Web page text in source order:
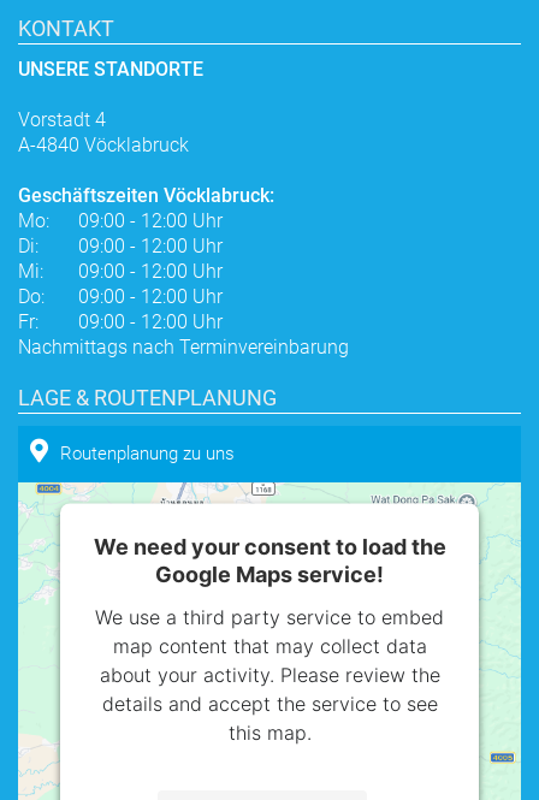
KONTAKT
UNSERE STANDORTE
Vorstadt 4
A-4840 Vöcklabruck
Geschäftszeiten Vöcklabruck:
Mo:
Di:
Mi:
Do:
Fr:
09:00 - 12:00 Uhr
09:00 - 12:00 Uhr
09:00 - 12:00 Uhr
09:00 - 12:00 Uhr
09:00 - 12:00 Uhr
Nachmittags nach Terminvereinbarung
LAGE & ROUTENPLANUNG
Routenplanung zu uns
We need your consent to load the
Google Maps service!
We use a third party service to embed
map content that may collect data
about your activity. Please review the
details and accept the service to see
this map.